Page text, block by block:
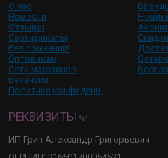
О нас
Новости
Отзывы
Сертификаты
Без сомнений!
Оптовикам
Сеть магазинов
Вакансии
Политика конфиденц.
РЕКВИЗИТЫ
ИП Грин Александр Григорьевич